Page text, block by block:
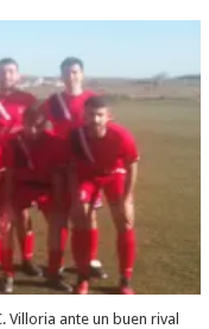
Villoria ante un buen rival